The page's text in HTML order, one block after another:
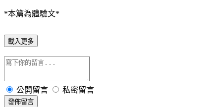
*本篇為體驗文*
載入更多
公開留言 私密留言
發佈留言